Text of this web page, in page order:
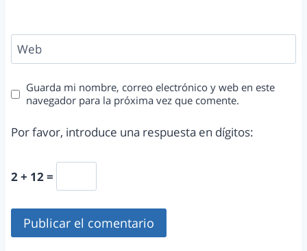
Web
Guarda mi nombre, correo electrónico y web en este
navegador para la próxima vez que comente.
Por favor, introduce una respuesta en dígitos:
2 + 12 =